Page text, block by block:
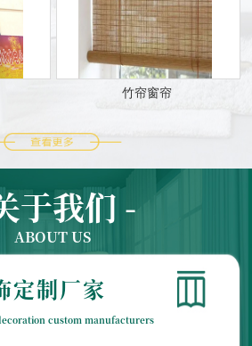
竹帘窗帘
于我们 -
ABOUT US
定制厂家
custom manufacturers